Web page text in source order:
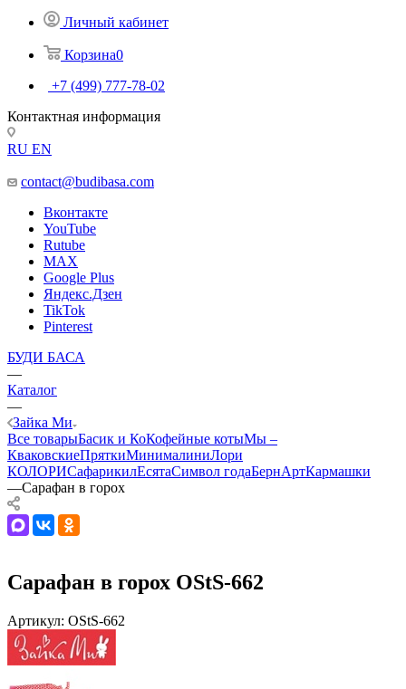
Личный кабинет
Корзина0
+7 (499) 777-78-02
Контактная информация
RU EN
contact@budibasa.com
Вконтакте
YouTube
Rutube
MAX
Google Plus
Яндекс.Дзен
TikTok
Pinterest
БУДИ БАСА
—
Каталог
—
Зайка Ми
Все товарыБасик и КоКофейные котыМы –
КваковскиеПряткиМинималиниЛори
КОЛОРИСафарикилЕсятаСимвол годаБернАртКармашки
—Сарафан в горох
Сарафан в горох OStS-662
Артикул: OStS-662